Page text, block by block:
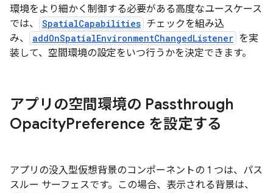
環境をより細かく制御する必要がある高度なユースケース
では、
SpatialCapabilities チェックを組み込
み、
addOnSpatialEnvironmentChangedListener を実
装して、空間環境の設定をいつ行うかを決定できます。
アプリの空間環境の Passthrough
OpacityPreference を設定する
アプリの没入型仮想背景のコンポーネントの 1 つは、パス
スルー サーフェスです。この場合、表示される背景は、